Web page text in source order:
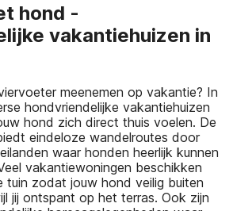
hond -
vakantiehuizen in
meenemen op vakantie? In
hondvriendelijke vakantiehuizen
hond zich direct thuis voelen. De
eindeloze wandelroutes door
waar honden heerlijk kunnen
vakantiewoningen beschikken
tuin zodat jouw hond veilig buiten
jij ontspant op het terras. Ook zijn